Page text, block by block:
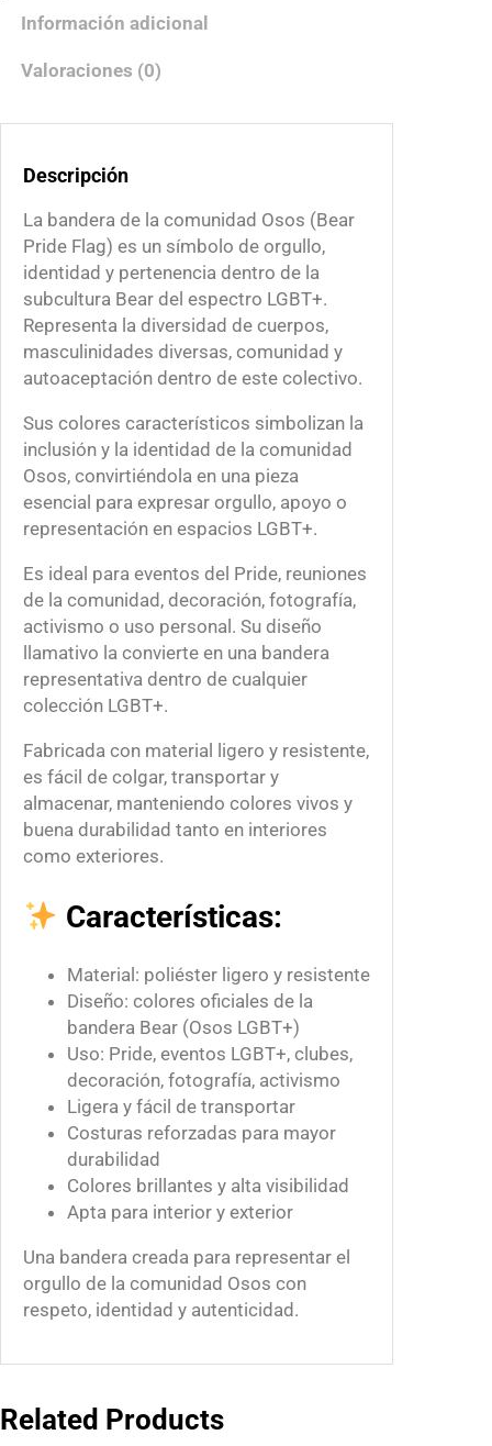
u
Información adicional
Valoraciones (0)
Descripción
La bandera de la comunidad Osos (Bear
Pride Flag) es un símbolo de orgullo,
identidad y pertenencia dentro de la
subcultura Bear del espectro LGBT+.
Representa la diversidad de cuerpos,
masculinidades diversas, comunidad y
autoaceptación dentro de este colectivo.
Sus colores característicos simbolizan la
inclusión y la identidad de la comunidad
Osos, convirtiéndola en una pieza
esencial para expresar orgullo, apoyo o
representación en espacios LGBT+.
Es ideal para eventos del Pride, reuniones
de la comunidad, decoración, fotografía,
activismo o uso personal. Su diseño
llamativo la convierte en una bandera
representativa dentro de cualquier
colección LGBT+.
Fabricada con material ligero y resistente,
es fácil de colgar, transportar y
almacenar, manteniendo colores vivos y
buena durabilidad tanto en interiores
como exteriores.
Características:
Material: poliéster ligero y resistente
Diseño: colores oficiales de la
bandera Bear (Osos LGBT+)
Uso: Pride, eventos LGBT+, clubes,
decoración, fotografía, activismo
Ligera y fácil de transportar
Costuras reforzadas para mayor
durabilidad
Colores brillantes y alta visibilidad
Apta para interior y exterior
Una bandera creada para representar el
orgullo de la comunidad Osos con
respeto, identidad y autenticidad.
Related Products